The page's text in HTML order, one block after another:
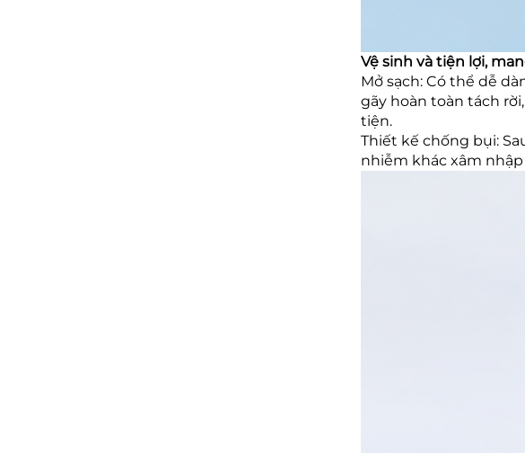
Vệ sinh và tiện lợi,
Mở sạch: Có thể dễ
gãy hoàn toàn tách
tiện.
Thiết kế chống bụi:
nhiễm khác xâm